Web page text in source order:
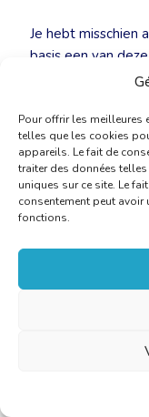
Pour offrir les meilleures
telles que les cookies
appareils. Le fait de
traiter des données
uniques sur ce site. Le
consentement peut avoir
fonctions.
Je hebt misschien
basis een van
uitgebreide
profiel. Op die
de toegevoegde
tegelijk van de
In een volgend
We stellen dus